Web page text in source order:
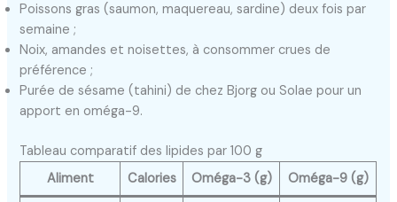
Poissons gras (saumon, maquereau, sardine) deux fois par
semaine ;
Noix, amandes et noisettes, à consommer crues de
préférence ;
Purée de sésame (tahini) de chez Bjorg ou Solae pour un
apport en oméga-9.
Tableau comparatif des lipides par 100 g
Aliment
Calories Oméga-3 (g) Oméga-9 (g)